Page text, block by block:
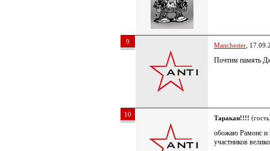
9 Manchester ,
Почтим память
10 Таракан!!!!
обожаю Рамонс и
участников